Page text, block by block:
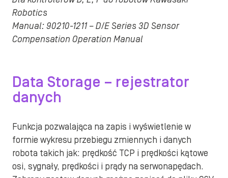
Robotics
Manual: 90210-1211 – D/E Series 3D Sensor
Compensation Operation Manual
Data Storage – rejestrator
danych
Funkcja pozwalająca na zapis i wyświetlenie w
formie wykresu przebiegu zmiennych i danych
robota takich jak: prędkość TCP i prędkości kątowe
osi, sygnały, prędkości i prądy na serwonapędach.